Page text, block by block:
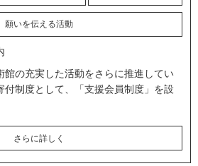
願いを伝える活動
館の充実した活動をさらに推進してい
付制度として、「支援会員制度」を設
さらに詳しく